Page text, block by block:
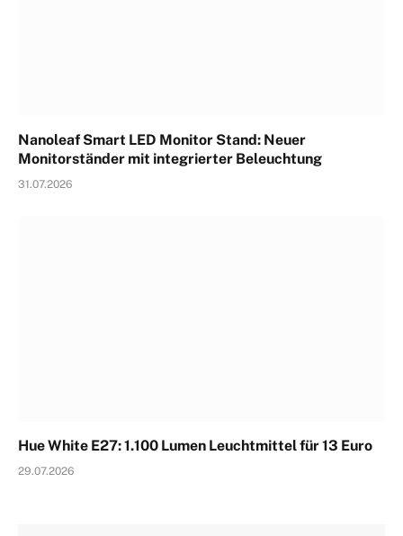
Nanoleaf Smart LED Monitor Stand: Neuer
Monitorständer mit integrierter Beleuchtung
31.07.2026
Hue White E27: 1.100 Lumen Leuchtmittel für 13 Euro
29.07.2026